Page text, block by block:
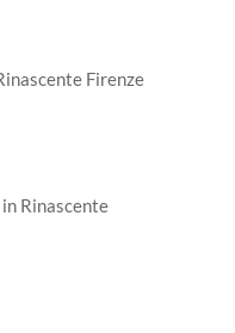
Firenze
Rinascente